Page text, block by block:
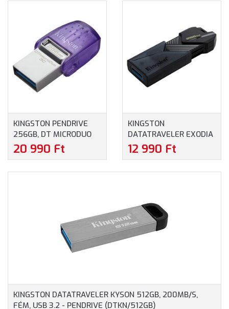
KINGSTON PENDRIVE
256GB, DT MICRODUO
3C 200MB/S DUAL USB-
A + USB-C
20 990 Ft
KINGSTON
DATATRAVELER EXODIA
256GB USB FLASH
DRIVE - PENDRIVE
12 990 Ft
KINGSTON DATATRAVELER KYSON 512GB, 200MB/S,
FÉM, USB 3.2 - PENDRIVE (DTKN/512GB)